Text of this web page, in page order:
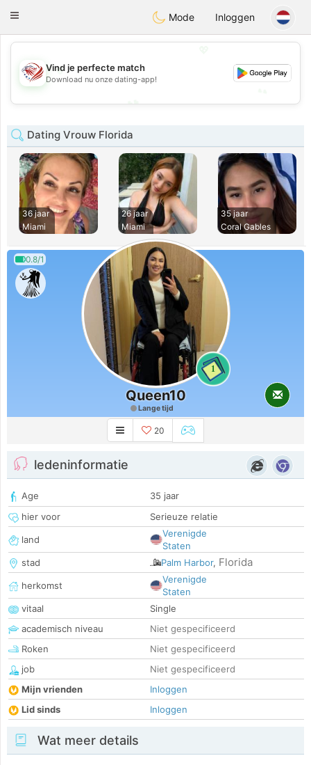
StatesDating
Toggle
Mode Inloggen
💖
💕
Vind je perfecte match
Download nu onze dating-app!
Dating Vrouw Florida
36 jaar
Miami
26 jaar
Miami
35 jaar
Coral Gables
0.8/1
1
Queen10
Lange tijd
20
ledeninformatie
Age
35 jaar
hier voor
Serieuze relatie
land
Verenigde
Staten
stad
Palm Harbor, Florida
herkomst
Verenigde
Staten
vitaal
Single
academisch niveau
Niet gespecificeerd
Roken
Niet gespecificeerd
job
Niet gespecificeerd
Mijn vrienden
Inloggen
Lid sinds
Inloggen
Wat meer details